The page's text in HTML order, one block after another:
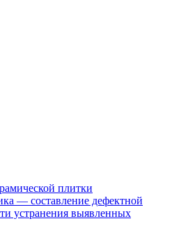
плитки
— составление дефектной
устранения выявленных